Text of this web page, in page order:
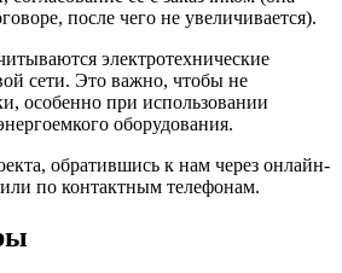
после чего не увеличивается).
электротехнические
сети. Это важно, чтобы не
особенно при использовании
оборудования.
обратившись к нам через онлайн-
или по контактным телефонам.